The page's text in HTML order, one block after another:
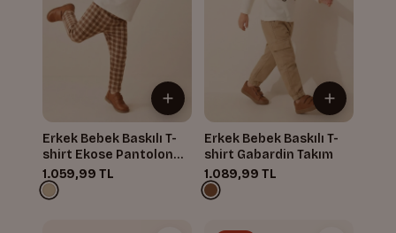
Erkek Bebek Baskılı T-
shirt Ekose Pantolon
Takım
1.059,99 TL
Erkek Bebek Baskılı T-
shirt Gabardin Takım
1.089,99 TL